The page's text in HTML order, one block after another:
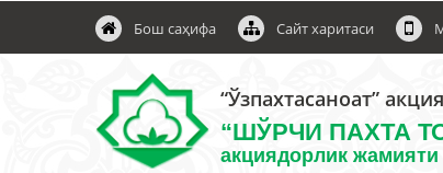
Бош саҳифа Сайт харитаси
“Ўзпахтасаноат”
“ШЎРЧИ ПАХТА
акциядорлик жамияти